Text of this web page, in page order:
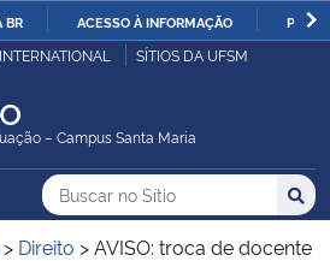
IR
BR ACESSO À INFORMAÇÃO
Pública
INTERNATIONAL SÍTIOS DA UFSM
– Campus Santa Maria
do Sítio
Busca
Buscar no no Sítio
Busca:
> Direito >AVISO: troca de docente